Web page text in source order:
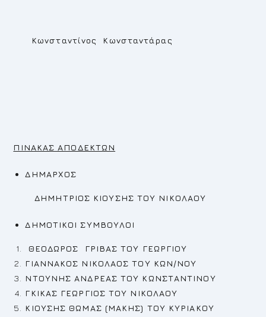
Κωνσταντίνος Κωνσταντάρας
ΠΙΝΑΚΑΣ ΑΠΟΔΕΚΤΩΝ
ΔΗΜΑΡΧΟΣ
ΔΗΜΗΤΡΙΟΣ ΚΙΟΥΣΗΣ ΤΟΥ ΝΙΚΟΛΑΟΥ
ΔΗΜΟΤΙΚΟΙ ΣΥΜΒΟΥΛΟΙ
ΘΕΟΔΩΡΟΣ ΓΡΙΒΑΣ ΤΟΥ ΓΕΩΡΓΙΟΥ
ΓΙΑΝΝΑΚΟΣ ΝΙΚΟΛΑΟΣ ΤΟΥ ΚΩΝ/ΝΟΥ
ΝΤΟΥΝΗΣ ΑΝΔΡΕΑΣ ΤΟΥ ΚΩΝΣΤΑΝΤΙΝΟΥ
ΓΚΙΚΑΣ ΓΕΩΡΓΙΟΣ ΤΟΥ ΝΙΚΟΛΑΟΥ
ΚΙΟΥΣΗΣ ΘΩΜΑΣ (ΜΑΚΗΣ) ΤΟΥ ΚΥΡΙΑΚΟΥ